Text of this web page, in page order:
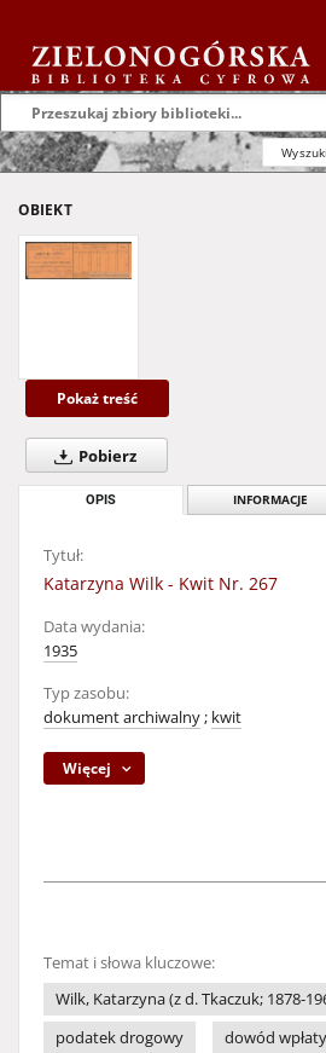
OBIEKT
Pokaż treść
Pobierz
OPIS INFORMACJE
Tytuł:
Katarzyna Wilk - Kwit Nr. 267
Data wydania:
1935
Typ zasobu:
dokument archiwalny; kwit
Więcej
Temat i słowa kluczowe:
Wilk, Katarzyna (z d. Tkaczuk; 1878-
podatek drogowy
dowód wpłaty